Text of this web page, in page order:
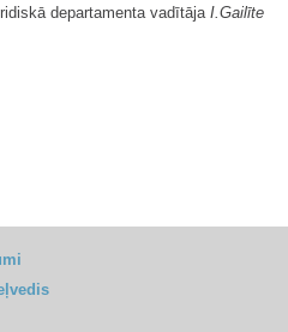
departamenta vadītāja I.Gailīte